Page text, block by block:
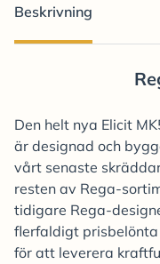
Beskrivning
Den helt nya Elicit
är designad och
vårt senaste
resten av Rega-
tidigare Rega-
flerfaldigt
för att leverera